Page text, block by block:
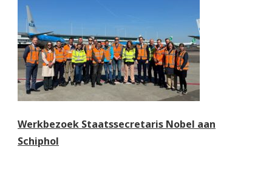
Werkbezoek Staatssecretaris Nobel aan
Schiphol